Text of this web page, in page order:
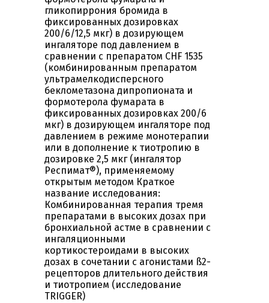
гликопиррония бромида в
фиксированных дозировках
200/6/12,5 мкг) в дозирующем
ингаляторе под давлением в
сравнении с препаратом CHF 1535
(комбинированным препаратом
ультрамелкодисперсного
беклометазона дипропионата и
формотерола фумарата в
фиксированных дозировках 200/6
мкг) в дозирующем ингаляторе под
давлением в режиме монотерапии
или в дополнение к тиотропию в
дозировке 2,5 мкг (ингалятор
Респимат®), применяемому
открытым методом Краткое
название исследования:
Комбинированная терапия тремя
препаратами в высоких дозах при
бронхиальной астме в сравнении с
ингаляционными
кортикостероидами в высоких
дозах в сочетании с агонистами ß2-
рецепторов длительного действия
и тиотропием (исследование
TRIGGER)